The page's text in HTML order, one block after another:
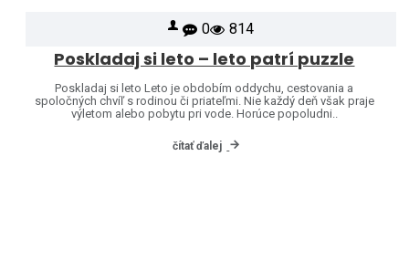
0 814
Poskladaj si leto – leto patrí puzzle
Poskladaj si leto Leto je obdobím oddychu, cestovania a
spoločných chvíľ s rodinou či priateľmi. Nie každý deň však praje
výletom alebo pobytu pri vode. Horúce popoludni..
čítať ďalej